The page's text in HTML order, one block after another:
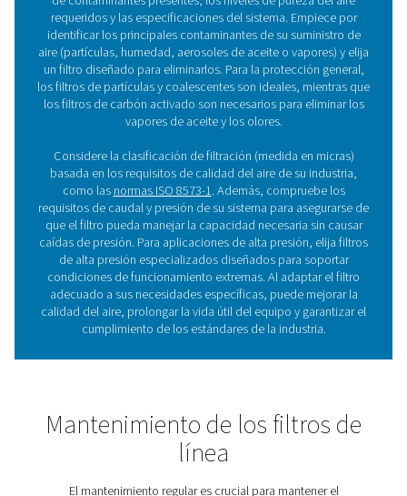
Los filtros de alta presión HP 350 ofrecen una pureza
fiabilidad excepcionales para sistemas de hasta 350 bar
Con duraderas carcasas de acero inoxidable y una
avanzada, garantizan un rendimiento seguro y
condiciones exigentes, protegiendo el equipo y
eficiencia del sistema.